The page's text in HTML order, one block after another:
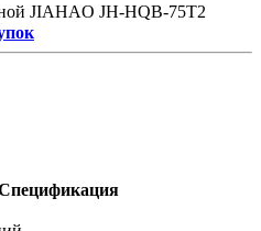
JIAHAO JH-HQB-75T2